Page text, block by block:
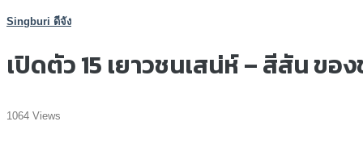
Singburi ดีจัง
เปิดตัว 15 เยาวชนเสน่ห์ – สีสัน ข
1064 Views